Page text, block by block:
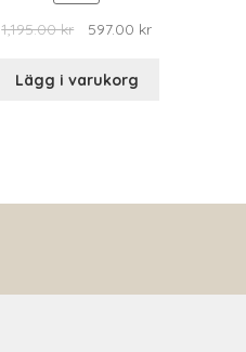
1,195.00kr 597.00 kr
Lägg i varukorg